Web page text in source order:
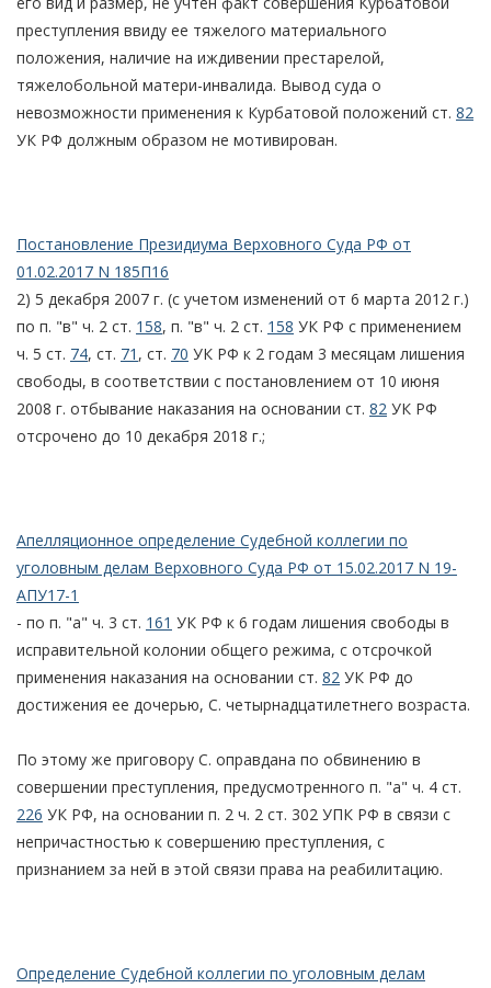
преступления ввиду ее тяжелого материального
положения, наличие на иждивении престарелой,
тяжелобольной матери-инвалида. Вывод суда о
невозможности применения к Курбатовой положений ст. 82
УК РФ должным образом не мотивирован.
Постановление Президиума Верховного Суда РФ от
01.02.2017 N 185П16
2) 5 декабря 2007 г. (с учетом изменений от 6 марта 2012 г.)
по п. "в" ч. 2 ст. 158, п. "в" ч. 2 ст. 158 УК РФ с применением
ч. 5 ст. 74, ст. 71 , ст. 70 УК РФ к 2 годам 3 месяцам лишения
свободы, в соответствии с постановлением от 10 июня
2008 г. отбывание наказания на основании ст. 82 УК РФ
отсрочено до 10 декабря 2018 г.;
Апелляционное определение Судебной коллегии по
уголовным делам Верховного Суда РФ от 15.02.2017 N 19-
АПУ17-1
- по п. "а" ч. 3 ст. 161 УК РФ к 6 годам лишения свободы в
исправительной колонии общего режима, с отсрочкой
применения наказания на основании ст. 82 УК РФ до
достижения ее дочерью, С. четырнадцатилетнего возраста.
По этому же приговору С. оправдана по обвинению в
совершении преступления, предусмотренного п. "а" ч. 4 ст.
226 УК РФ, на основании п. 2 ч. 2 ст. 302 УПК РФ в связи с
непричастностью к совершению преступления, с
признанием за ней в этой связи права на реабилитацию.
Определение Судебной коллегии по уголовным делам